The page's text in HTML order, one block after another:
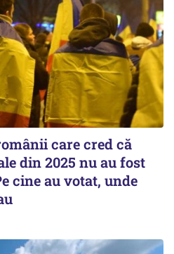
care cred că
din 2025 nu au fost
cine au votat, unde